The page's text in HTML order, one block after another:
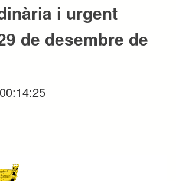
i urgent
de desembre de
00:14:25